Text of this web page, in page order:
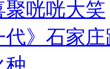
聚咣咣大笑
代》石家